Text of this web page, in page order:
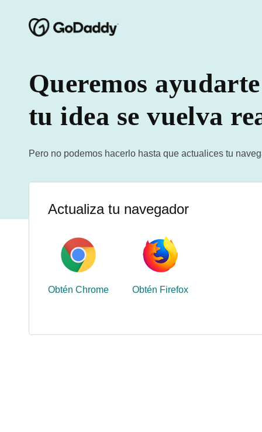
Queremos
tu idea se vuelva
Pero no podemos hacerlo hasta que actualices tu
Actualiza tu navegador
Obtén Chrome Obtén Firefox